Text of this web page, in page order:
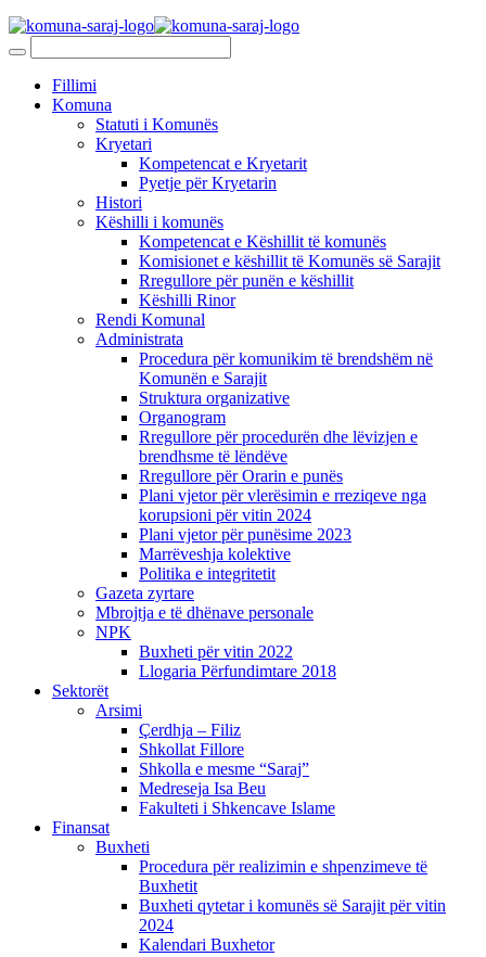
Fillimi
Komuna
Statuti i Komunës
Kryetari
Kompetencat e Kryetarit
Pyetje për Kryetarin
Histori
Këshilli i komunës
Kompetencat e Këshillit të komunës
Komisionet e këshillit të Komunës së Sarajit
Rregullore për punën e këshillit
Këshilli Rinor
Rendi Komunal
Administrata
Procedura për komunikim të brendshëm në
Komunën e Sarajit
Struktura organizative
Organogram
Rregullore për procedurën dhe lëvizjen e
brendhsme të lëndëve
Rregullore për Orarin e punës
Plani vjetor për vlerësimin e rreziqeve nga
korupsioni për vitin 2024
Plani vjetor për punësime 2023
Marrëveshja kolektive
Politika e integritetit
Gazeta zyrtare
Mbrojtja e të dhënave personale
NPK
Buxheti për vitin 2022
Llogaria Përfundimtare 2018
Sektorët
Arsimi
Çerdhja – Filiz
Shkollat Fillore
Shkolla e mesme “Saraj”
Medreseja Isa Beu
Fakulteti i Shkencave Islame
Finansat
Buxheti
Procedura për realizimin e shpenzimeve të
Buxhetit
Buxheti qytetar i komunës së Sarajit për vitin
2024
Kalendari Buxhetor